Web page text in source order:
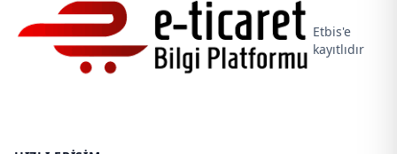
Etbis'e
kayıtlıdır